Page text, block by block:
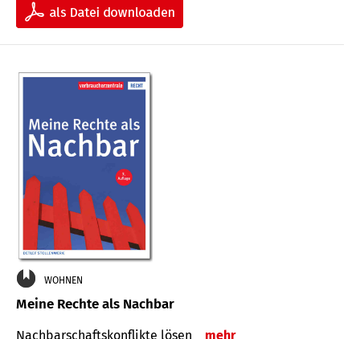
WOHNEN
Meine Rechte als Nachbar
Nach­bar­schafts­konflikte lösen mehr